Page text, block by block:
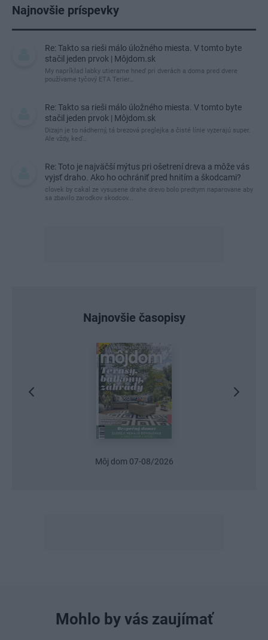
Najnovšie príspevky
Re: Takto sa rieši málo úložného miesta. V tomto byte
stačil jeden prvok | Môjdom.sk
My napríklad labky utierame hneď pri dverách a doma pred dvere
používame tyčový ETA Terier…
Re: Takto sa rieši málo úložného miesta. V tomto byte
stačil jeden prvok | Môjdom.sk
Dizajn je to nádherný, tá brezová preglejka a čisté línie vyzerajú super.
Ale vždy, keď…
Re: Toto je najväčší mýtus pri ošetrení dreva a môže vás
vyjsť draho. Ako ho ochrániť pred hnitím a škodcami?
clovek by cakal ze vysusene drahe drevo bolo predtym naparovane aby
sa zbavilo zarodkov skodcov...
Najnovšie časopisy
Urob si sám 6/2026
Mohlo by vás zaujímať